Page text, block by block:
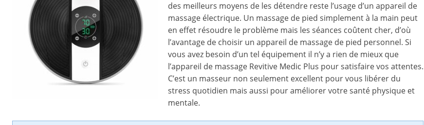
des meilleurs moyens de les détendre reste l’usage d’un appareil de
massage électrique. Un massage de pied simplement à la main peut
en effet résoudre le problème mais les séances coûtent cher, d’où
l’avantage de choisir un appareil de massage de pied personnel. Si
vous avez besoin d’un tel équipement il n’y a rien de mieux que
l’appareil de massage Revitive Medic Plus pour satisfaire vos attentes.
C’est un masseur non seulement excellent pour vous libérer du
stress quotidien mais aussi pour améliorer votre santé physique et
mentale.